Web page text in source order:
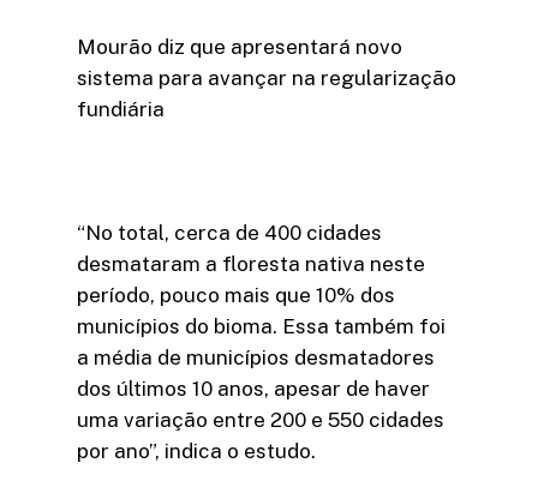
Mourão diz que apresentará novo
sistema para avançar na regularização
fundiária
“No total, cerca de 400 cidades
desmataram a floresta nativa neste
período, pouco mais que 10% dos
municípios do bioma. Essa também foi
a média de municípios desmatadores
dos últimos 10 anos, apesar de haver
uma variação entre 200 e 550 cidades
por ano”, indica o estudo.